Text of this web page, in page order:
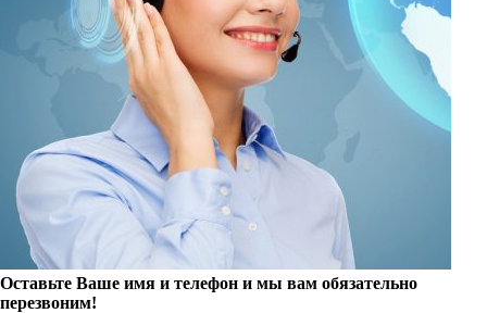
Оставьте Ваше имя и телефон и мы вам обязательно
перезвоним!